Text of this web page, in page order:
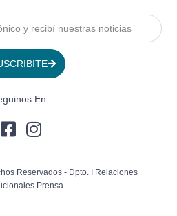
En...
Reservados - Dpto. I Relaciones
Prensa.